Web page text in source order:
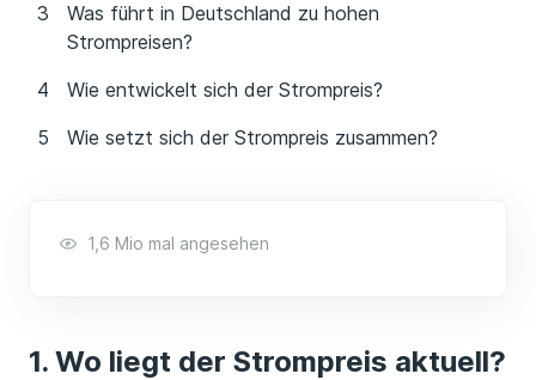
Was führt in Deutschland zu hohen
Strompreisen?
Wie entwickelt sich der Strompreis?
Wie setzt sich der Strompreis zusammen?
1,6 Mio mal angesehen
Wo liegt der Strompreis aktuell?